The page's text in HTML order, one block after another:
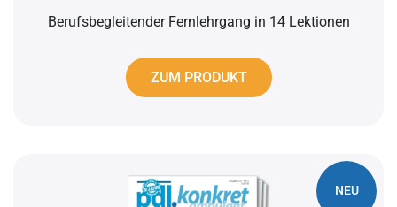
Berufsbegleitender Fernlehrgang in 14 Lektionen
ZUM PRODUKT
NEU